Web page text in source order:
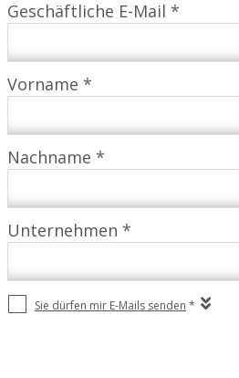
Geschäftliche E-Mail *
Vorname *
Nachname *
Unternehmen *
Sie dürfen mir E-Mails senden *